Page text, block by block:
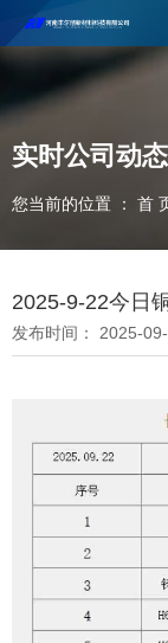
河南丰尔彻新材料
实时公司动
您当前的位置 ： 首
2025-9-22今日
发布时间： 2025-